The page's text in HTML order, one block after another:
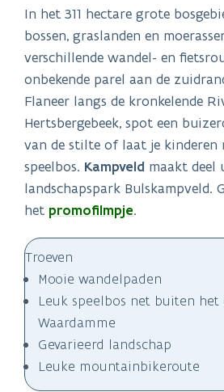
In het 311 hectare grote
bossen, graslanden en
verschillende wandel- en
onbekende parel aan de
Flaneer langs de kronkelende
Hertsbergebeek, spot een
van de stilte of laat je
speelbos. Kampveld maakt deel
landschapspark Bulskampveld.
het promofilmpje.
Troeven
Mooie wandelpaden
Leuk speelbos net buiten het
Waardamme
Gevarieerd landschap
Leuke mountainbikeroute